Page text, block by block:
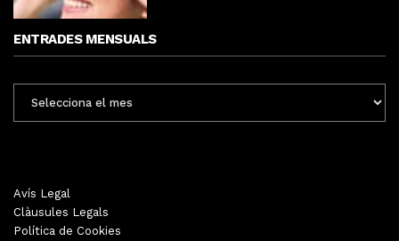
ENTRADES MENSUALS
MENSUALS
Avís Legal
Clàusules Legals
Política de Cookies